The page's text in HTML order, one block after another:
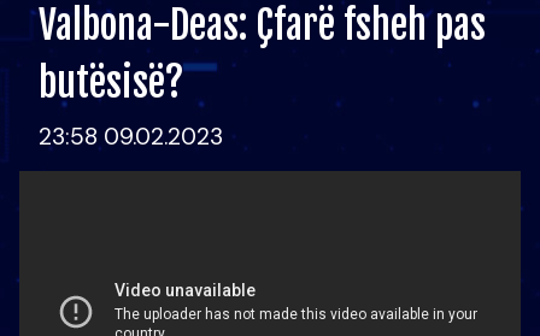
Valbona-Deas: Çfarë fsheh pas
butësisë?
23:58 09.02.2023